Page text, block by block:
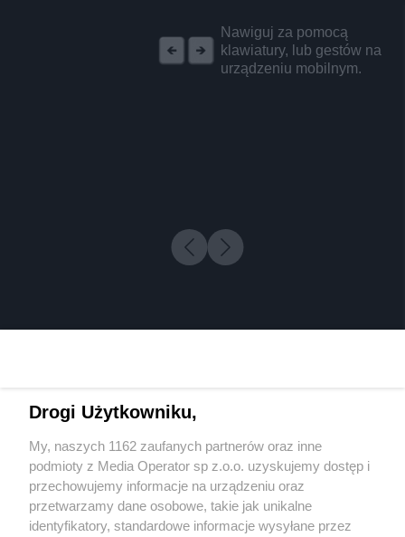
Nawiguj za pomocą
klawiatury, lub gestów na
urządzeniu mobilnym.
Wydawca mediów lokalnych
Drogi Użytkowniku,
My, naszych 1162 zaufanych partnerów oraz inne
podmioty z Media Operator sp z.o.o. uzyskujemy dostęp i
przechowujemy informacje na urządzeniu oraz
przetwarzamy dane osobowe, takie jak unikalne
identyfikatory, standardowe informacje wysyłane przez